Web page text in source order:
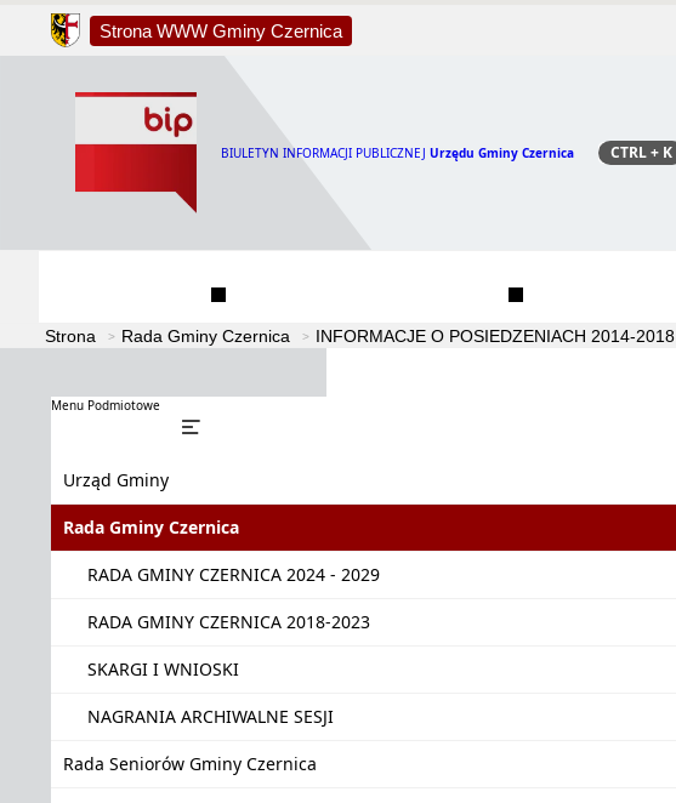
Strona WWW Gminy Czernica
BIULETYN INFORMACJI PUBLICZNEJ Urzędu Gminy Czernica Szukaj
CTRL+ K
Strona Rada Gminy Czernica INFORMACJE O POSIEDZENIACH 2014-2018
Menu Podmiotowe
Urząd Gminy
Rada Gminy Czernica
RADA GMINY CZERNICA 2024 - 2029
RADA GMINY CZERNICA 2018-2023
SKARGI I WNIOSKI
NAGRANIA ARCHIWALNE SESJI
Rada Seniorów Gminy Czernica